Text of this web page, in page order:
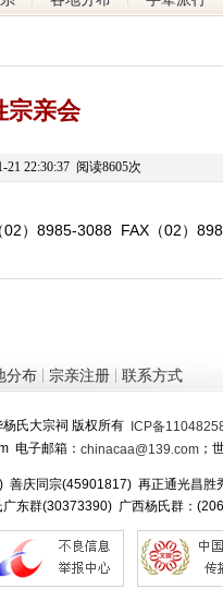
宗亲会
21 22:30:37 阅读8605次
）8985-3088 FAX（02）
分布| 宗亲注册| 联系方式
氏大宗祠 版权所有
ICP备
电子邮箱： chinacaa@139.com；
庆同宗(45901817) 再正通光昌
东群(30373390) 广西杨氏群：